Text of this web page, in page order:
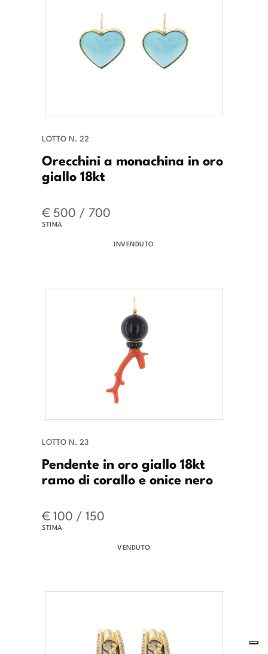
LOTTO N. 22
Orecchini a monachina in oro
giallo 18kt
€ 500 / 700
STIMA
INVENDUTO
LOTTO N. 23
Pendente in oro giallo 18kt
ramo di corallo e onice nero
€ 100 / 150
STIMA
VENDUTO